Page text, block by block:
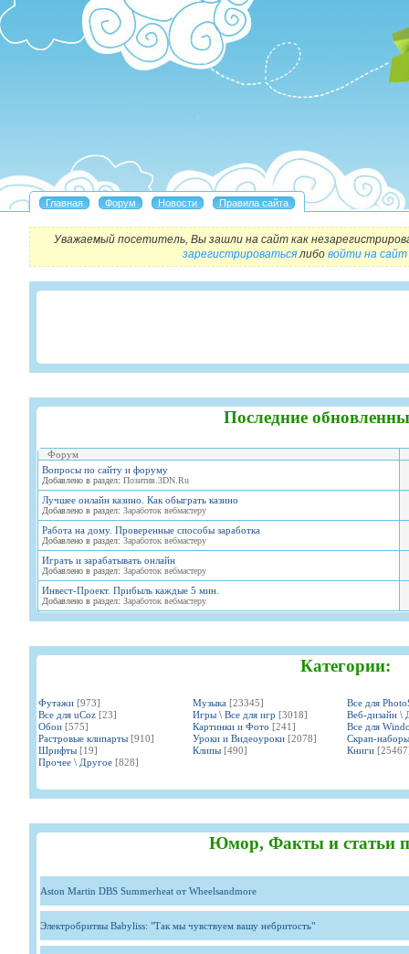
Уважаемый посетитель, Вы зашли на сайт как
зарегистрироватьсялибо войти на сайт
Последние
Форум
Вопросы по сайту и форуму
Добавлено в раздел: Позитив.3DN.Ru
Лучшее онлайн казино. Как обыграть казино
Добавлено в раздел: Заработок вебмастеру
Работа на дому. Проверенные способы заработка
Добавлено в раздел: Заработок вебмастеру
Играть и зарабатывать онлайн
Добавлено в раздел: Заработок вебмастеру
Инвест-Проект. Прибыль каждые 5 мин.
Добавлено в раздел: Заработок вебмастеру
Категории:
Футажи [973] Музыка [23345]
Все для
Все для uCoz [23] Игры \ Все для игр [3018]
Веб-дизайн \
Обои [575] Картинки и Фото [241]
Все для
Растровые клипарты [910] Уроки и Видеоуроки [2078]
Скрап-наборы
Шрифты [19] Клипы [490] Книги
Прочее \ Другое [828]
Юмор, Факты и статьи
Aston Martin DBS Summerheat от Wheelsandmore
Электробритвы Babyliss: "Так мы чувствуем вашу небритость"